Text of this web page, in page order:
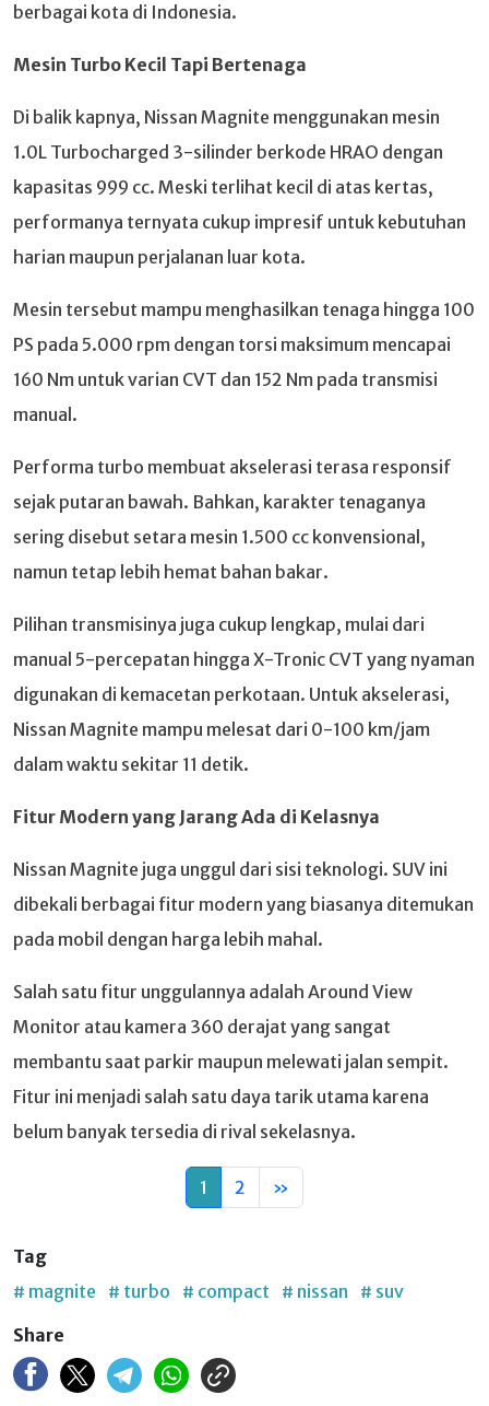
berbagai kota di Indonesia.
Mesin Turbo Kecil Tapi Bertenaga
Di balik kapnya, Nissan Magnite menggunakan mesin
1.0L Turbocharged 3-silinder berkode HRAO dengan
kapasitas 999 cc. Meski terlihat kecil di atas kertas,
performanya ternyata cukup impresif untuk kebutuhan
harian maupun perjalanan luar kota.
Mesin tersebut mampu menghasilkan tenaga hingga 100
PS pada 5.000 rpm dengan torsi maksimum mencapai
160 Nm untuk varian CVT dan 152 Nm pada transmisi
manual.
Performa turbo membuat akselerasi terasa responsif
sejak putaran bawah. Bahkan, karakter tenaganya
sering disebut setara mesin 1.500 cc konvensional,
namun tetap lebih hemat bahan bakar.
Pilihan transmisinya juga cukup lengkap, mulai dari
manual 5-percepatan hingga X-Tronic CVT yang nyaman
digunakan di kemacetan perkotaan. Untuk akselerasi,
Nissan Magnite mampu melesat dari 0-100 km/jam
dalam waktu sekitar 11 detik.
Fitur Modern yang Jarang Ada di Kelasnya
Nissan Magnite juga unggul dari sisi teknologi. SUV ini
dibekali berbagai fitur modern yang biasanya ditemukan
pada mobil dengan harga lebih mahal.
Salah satu fitur unggulannya adalah Around View
Monitor atau kamera 360 derajat yang sangat
membantu saat parkir maupun melewati jalan sempit.
Fitur ini menjadi salah satu daya tarik utama karena
belum banyak tersedia di rival sekelasnya.
1 2 »
Tag
# magnite
# turbo # compact # nissan
# suv
Share